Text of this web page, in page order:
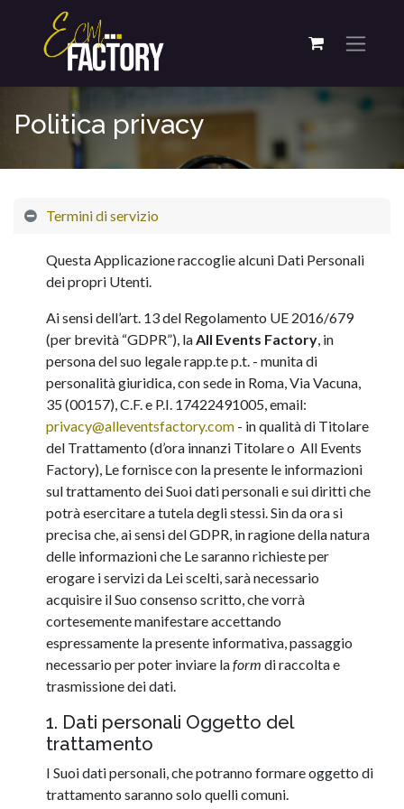
Politica privacy
Termini di servizio
Questa Applicazione raccoglie alcuni Dati Personali
dei propri Utenti.
Ai sensi dell’art. 13 del Regolamento UE 2016/679
(per brevità “GDPR”), laAll Events Factory, in
persona del suo legale rapp.te p.t. - munita di
personalità giuridica, con sede in Roma, Via Vacuna,
35 (00157), C.F. e P.I. 17422491005, email:
privacy@alleventsfactory.com - in qualità di Titolare
del Trattamento (d’ora innanzi Titolare o All Events
Factory), Le fornisce con la presente le informazioni
sul trattamento dei Suoi dati personali e sui diritti che
potrà esercitare a tutela degli stessi. Sin da ora si
precisa che, ai sensi del GDPR, in ragione della natura
delle informazioni che Le saranno richieste per
erogare i servizi da Lei scelti, sarà necessario
acquisire il Suo consenso scritto, che vorrà
cortesemente manifestare accettando
espressamente la presente informativa, passaggio
necessario per poter inviare laform di raccolta e
trasmissione dei dati.
1. Dati personali Oggetto del
trattamento
I Suoi dati personali, che potranno formare oggetto di
trattamento saranno solo quelli comuni.